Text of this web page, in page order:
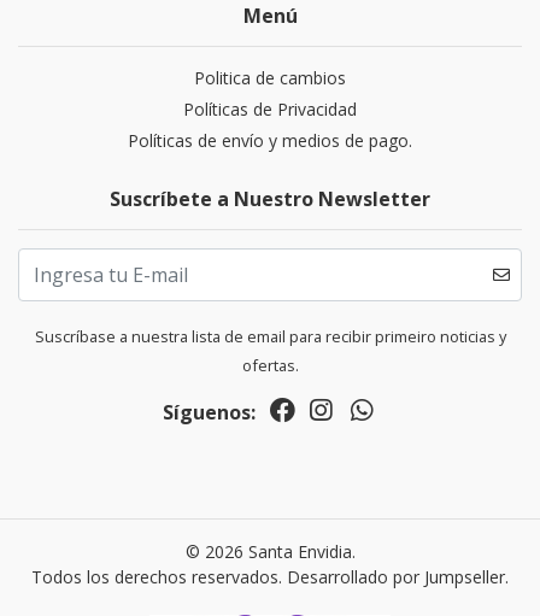
Menú
Politica de cambios
Políticas de Privacidad
Políticas de envío y medios de pago.
Suscríbete a Nuestro Newsletter
Suscríbase a nuestra lista de email para recibir primeiro noticias y
ofertas.
Síguenos:
© 2026 Santa Envidia.
Todos los derechos reservados. Desarrollado por Jumpseller.